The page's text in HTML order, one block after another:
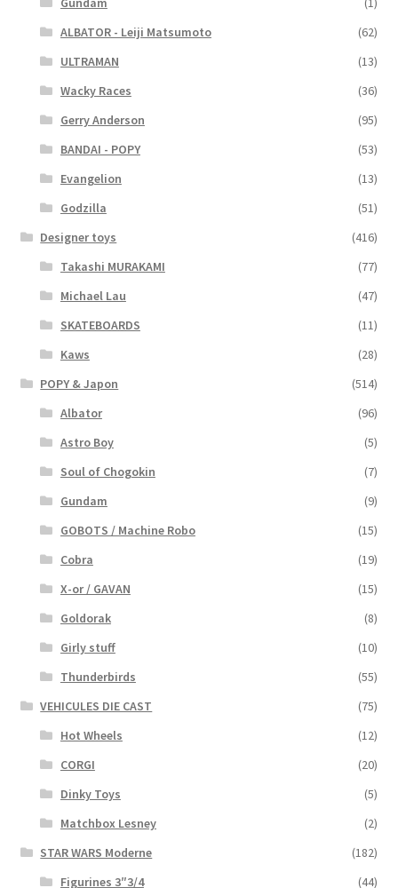
ALBATOR - Leiji Matsumoto
(62)
ULTRAMAN
(13)
Wacky Races
(36)
Gerry Anderson
(95)
BANDAI - POPY
(53)
Evangelion
(13)
Godzilla
(51)
Designer toys
(416)
Takashi MURAKAMI
(77)
Michael Lau
(47)
SKATEBOARDS
(11)
Kaws
(28)
POPY & Japon
(514)
Albator
(96)
Astro Boy
(5)
Soul of Chogokin
(7)
Gundam
(9)
GOBOTS / Machine Robo
(15)
Cobra
(19)
X-or / GAVAN
(15)
Goldorak
(8)
Girly stuff
(10)
Thunderbirds
(55)
VEHICULES DIE CAST
(75)
Hot Wheels
(12)
CORGI
(20)
Dinky Toys
(5)
Matchbox Lesney
(2)
STAR WARS Moderne
(182)
Figurines 3″3/4
(44)